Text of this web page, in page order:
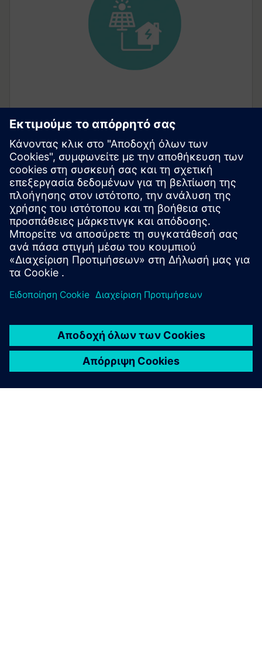
Ενεργειακή παρακολούθηση
Το Inhab Energy Monitor παρακολουθεί συνεχώς τη
χρήση ενέργειας του σπιτιού σας. Λάβετε προτάσεις
σχετικά με τον τρόπο αποτελεσματικότερης χρήσης
της ενέργειας, ειδοποιηθείτε σε περίπτωση μη
φυσιολογικής κατανάλωσης ενέργειας στο σπίτι και
παρακολουθήστε το φορτιστή EV και τη χρήση
ηλιακής ενέργειας.